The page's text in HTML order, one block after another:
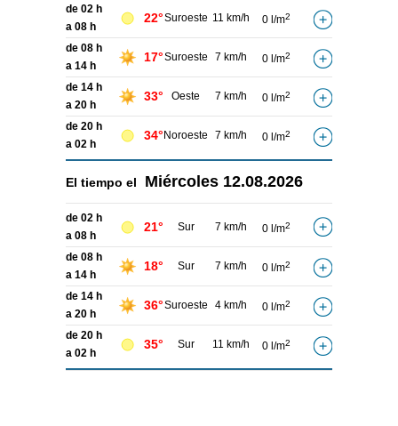
de 02 h
a 08 h
22°Suroeste 11 km/h 0 l/m2
de 08 h
a 14 h
17°Suroeste 7 km/h 0 l/m2
de 14 h
a 20 h
33° Oeste 7 km/h 0 l/m2
de 20 h
a 02 h
34° Noroeste 7 km/h 0 l/m2
El tiempo el Miércoles 12.08.2026
de 02 h
a 08 h
21° Sur 7 km/h 0 l/m2
de 08 h
a 14 h
18° Sur 7 km/h 0 l/m2
de 14 h
a 20 h
36°Suroeste 4 km/h 0 l/m2
de 20 h
a 02 h
35° Sur 11 km/h 0 l/m2